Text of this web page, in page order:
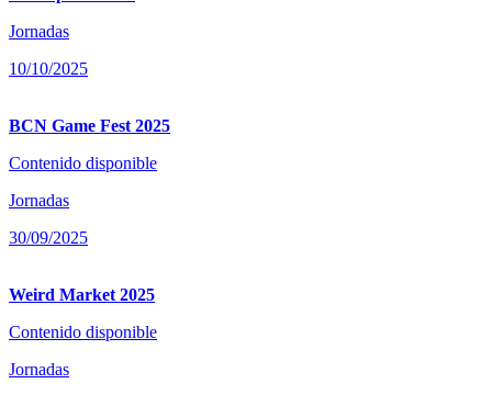
Jornadas
10/10/2025
BCN Game Fest 2025
Contenido disponible
Jornadas
30/09/2025
Weird Market 2025
Contenido disponible
Jornadas